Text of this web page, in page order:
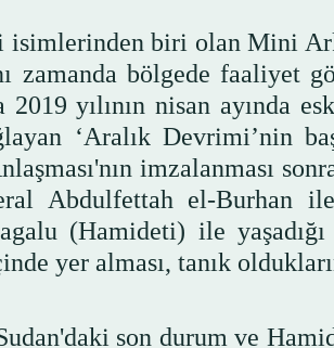
isimlerinden biri olan Mini
zamanda bölgede faaliyet
yılının nisan ayında
‘Aralık Devrimi’nin
imzalanması
Abdulfettah el-Burhan
(Hamideti) ile
yer alması, tanık
son durum ve